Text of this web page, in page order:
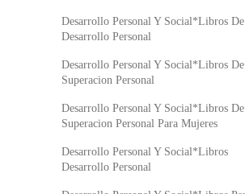
Desarrollo Personal Y Social*Libros De
Desarrollo Personal
Desarrollo Personal Y Social*Libros De
Superacion Personal
Desarrollo Personal Y Social*Libros De
Superacion Personal Para Mujeres
Desarrollo Personal Y Social*Libros
Desarrollo Personal